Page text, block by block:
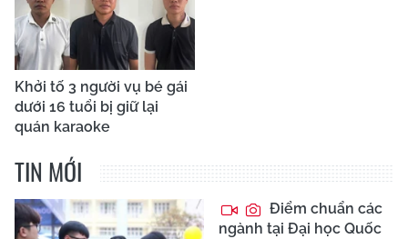
Khởi tố 3 người vụ bé gái
dưới 16 tuổi bị giữ lại
quán karaoke
TIN MỚI
Điểm chuẩn các
ngành tại Đại học Quốc